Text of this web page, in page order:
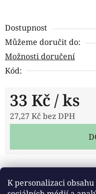
K personalizaci
Dostupnost
Můžeme doručit do:
Možnosti doručení
Kód:
33 Kč / ks
27,27 Kč bez DPH